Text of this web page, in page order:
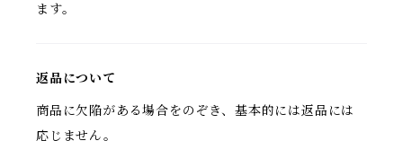
ます。
返品について
商品に欠陥がある場合をのぞき、基本的には返品には
応じません。